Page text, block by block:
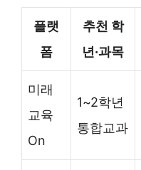
플랫
폼
추천 학
년·과목
미래
교육
On
1~2학년
통합교과